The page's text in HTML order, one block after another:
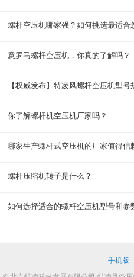
螺杆空压机哪家强？如何挑选最适合
意罗马螺杆空压机，你真的了解吗？
【权威发布】特凌风螺杆空压机型
你了解螺杆机空压机厂家吗？
哪家生产螺杆式空压机的厂家值得信
螺杆压缩机转子是什么？
如何选择适合的螺杆空压机型号和参
手机版